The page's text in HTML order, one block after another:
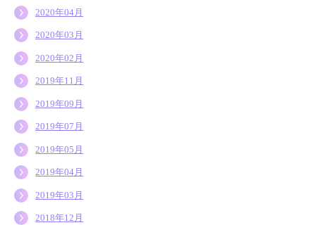
2020年04月
2020年03月
2020年02月
2019年11月
2019年09月
2019年07月
2019年05月
2019年04月
2019年03月
2018年12月